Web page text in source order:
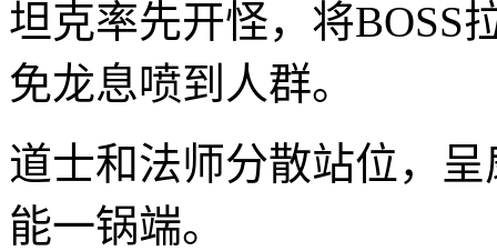
坦克率先开怪，将BOSS
免龙息喷到人群。
道士和法师分散站位，
能一锅端。